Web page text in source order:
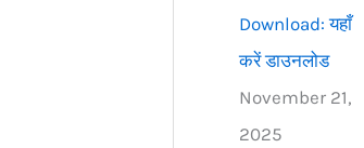
Download: यहाँ
करें डाउनलोड
November 21,
2025